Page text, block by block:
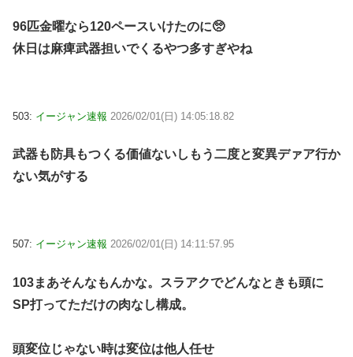
96匹金曜なら120ペースいけたのに🥺
休日は麻痺武器担いでくるやつ多すぎやね
503: イージャン速報 2026/02/01(日) 14:05:18.82
武器も防具もつくる価値ないしもう二度と変異デァア行か
ない気がする
507: イージャン速報 2026/02/01(日) 14:11:57.95
103まあそんなもんかな。スラアクでどんなときも頭に
SP打ってただけの肉なし構成。
頭変位じゃない時は変位は他人任せ